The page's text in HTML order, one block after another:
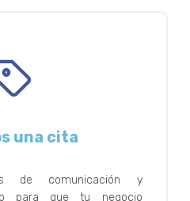
una cita
de comunicación y
para que tu negocio